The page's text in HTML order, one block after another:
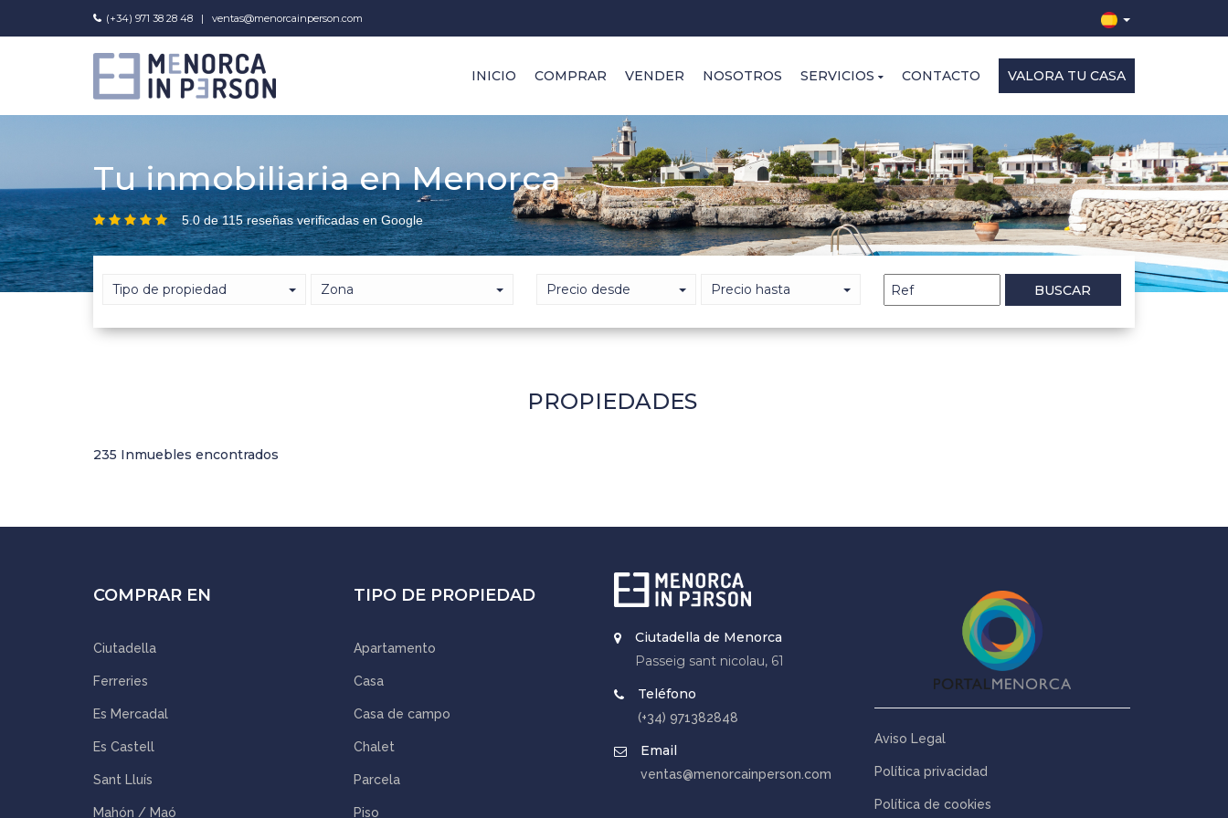
(+34) 971 38 28 48 | ventas@menorcainperson.com
INICIO COMPRAR VENDER NOSOTROS SERVICIOS CONTACTO VALORA TU CASA
Tu inmobiliaria en Menorca
5.0 de 115 reseñas verificadas en Google
Tipo de propiedad Zona Precio desde Precio hasta
PROPIEDADES
235 Inmuebles encontrados
COMPRAR EN
Ciutadella
Ferreries
Es Mercadal
Es Castell
Sant Lluís
Mahón / Maó
TIPO DE PROPIEDAD
Apartamento
Casa
Casa de campo
Chalet
Parcela
Piso
Ciutadella de Menorca
Passeig sant nicolau, 61
Teléfono
(+34) 971382848
Email
ventas@menorcainperson.com
Aviso Legal
Política privacidad
Política de cookies